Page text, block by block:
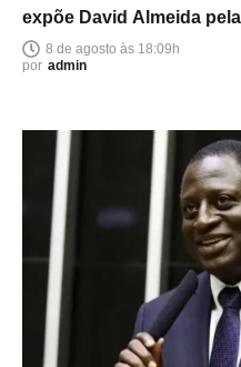
expõe David Almeida
lado8 de agosto às 18:09h
por admin